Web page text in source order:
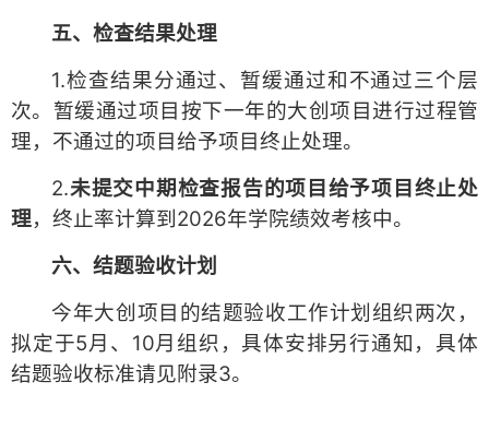
五、检查结果处理
1.检查结果分通过、暂缓通过和不通过三个层
次。暂缓通过项目按下一年的大创项目进行过程管
理，不通过的项目给予项目终止处理。
2.未提交中期检查报告的项目给予项目终止处
理，终止率计算到2026年学院绩效考核中。
六、结题验收计划
今年大创项目的结题验收工作计划组织两次，
拟定于5月、10月组织，具体安排另行通知，具体
结题验收标准请见附录3。